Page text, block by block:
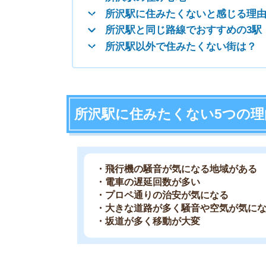
・電車の遅延回数が多い
・プロペ通りの治安が気になる
・大きな道路が多く騒音や空気が気になる
・坂道が多く移動が大変
飛行機の騒音が気になる地域がある